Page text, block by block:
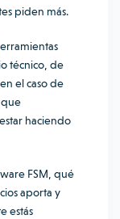
piden más.
técnico, de
el caso de
que
haciendo
FSM, qué
aporta y
estás